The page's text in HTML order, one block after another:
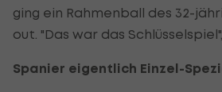
ging ein Rahmenball des 32-
out. "Das war das
Spanier eigentlich Einzel-